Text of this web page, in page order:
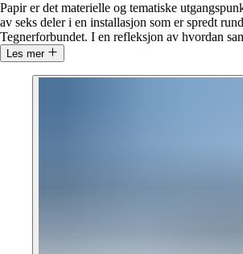
Papir er det materielle og tematiske
av seks deler i en installasjon som er spredt
Tegnerforbundet. I en refleksjon av hvordan
Les mer